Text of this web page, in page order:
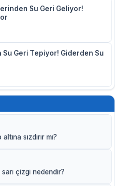
Su Geri Geliyor!
Su Geri Tepiyor! Giderden Su
sızdırır mı?
çizgi nedendir?